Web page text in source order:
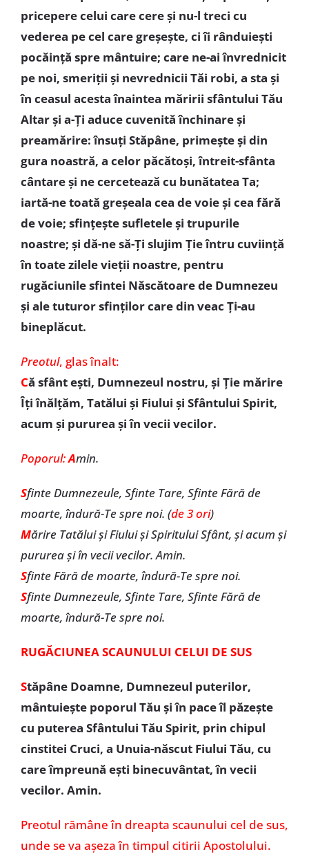
pricepere celui care cere şi nu-l treci cu
vederea pe cel care greşeşte, ci îi rânduieşti
pocăinţă spre mântuire; care ne-ai învrednicit
pe noi, smeriţii şi nevrednicii Tăi robi, a sta şi
în ceasul acesta înaintea măririi sfântului Tău
Altar şi a-Ţi aduce cuvenită închinare şi
preamărire: însuţi Stăpâne, primeşte şi din
gura noastră, a celor păcătoşi, întreit-sfânta
cântare şi ne cercetează cu bunătatea Ta;
iartă-ne toată greşeala cea de voie şi cea fără
de voie; sfinţeşte sufletele şi trupurile
noastre; şi dă-ne să-Ţi slujim Ţie întru cuviinţă
în toate zilele vieţii noastre, pentru
rugăciunile sfintei Născătoare de Dumnezeu
şi ale tuturor sfinţilor care din veac Ţi-au
bineplăcut.
Preotul, glas înalt:
Că sfânt eşti, Dumnezeul nostru, şi Ţie mărire
Îţi înălţăm, Tatălui şi Fiului şi Sfântului Spirit,
acum şi pururea și în vecii vecilor.
Poporul:Amin.
Sfinte Dumnezeule, Sfinte Tare, Sfinte Fără de
moarte, îndură-Te spre noi. (de 3 ori)
Mărire Tatălui şi Fiului şi Spiritului Sfânt, şi acum şi
pururea şi în vecii vecilor. Amin.
Sfinte Fără de moarte, îndură-Te spre noi.
Sfinte Dumnezeule, Sfinte Tare, Sfinte Fără de
moarte, îndură-Te spre noi.
RUGĂCIUNEA SCAUNULUI CELUI DE SUS
Stăpâne Doamne, Dumnezeul puterilor,
mântuiește poporul Tău și în pace îl păzește
cu puterea Sfântului Tău Spirit, prin chipul
cinstitei Cruci, a Unuia-născut Fiului Tău, cu
care împreună ești binecuvântat, în vecii
vecilor. Amin.
Preotul rămâne în dreapta scaunului cel de sus,
unde se va așeza în timpul citirii Apostolului.